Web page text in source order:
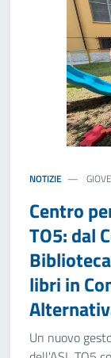
NOTIZIE
Centro
TO5: dal
libri in
Un nuovo